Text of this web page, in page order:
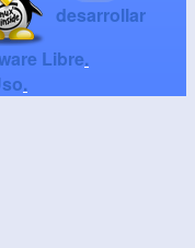
desarrollar
Libre.
.